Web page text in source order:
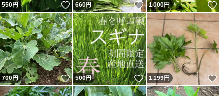
550円 いいね！
660円 いいね！
1,000円
700円 いいね！
500円 いいね！
1,199円